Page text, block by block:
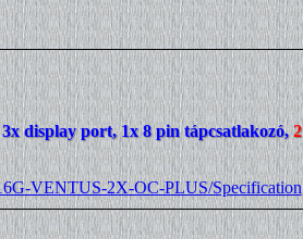
display port, 1x 8 pin tápcsatlakozó,2
VENTUS-2X-OC-PLUS/Specification